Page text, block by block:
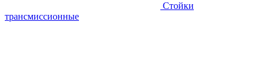
Стойки
трансмиссионные